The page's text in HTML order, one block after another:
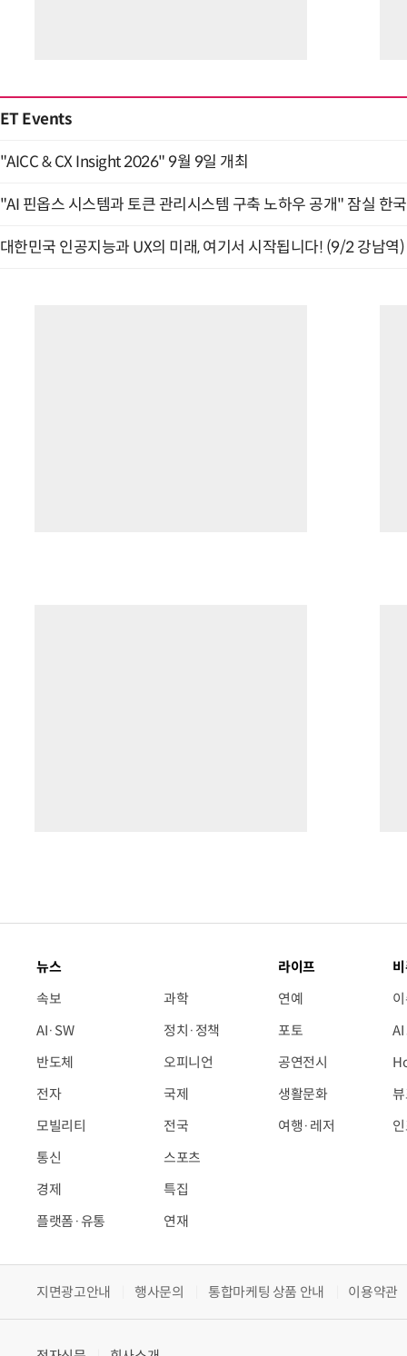
ET Events
"AICC & CX Insight 2026" 9월 9일 개최
"AI 핀옵스 시스템과 토큰 관리시스템 구축 노하우 공개" 잠실 한
대한민국 인공지능과 UX의 미래, 여기서 시작됩니다! (9/2 강남역)
뉴스
속보
AI·SW
반도체
전자
모빌리티
통신
경제
플랫폼·유통
과학
정치·정책
오피니언
국제
전국
스포츠
특집
연재
라이프
연예
포토
공연전시
생활문화
여행·레저
지면광고안내 행사문의 통합마케팅 상품 안내 이용약관